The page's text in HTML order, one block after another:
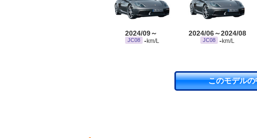
2024/09～
JC08 - km/L
2024/06～2024/08
JC08 - km/L
このモデル